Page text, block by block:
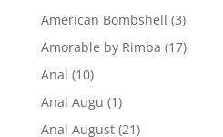
American Bombshell (3)
Amorable by Rimba (17)
Anal (10)
Anal Augu (1)
Anal August (21)